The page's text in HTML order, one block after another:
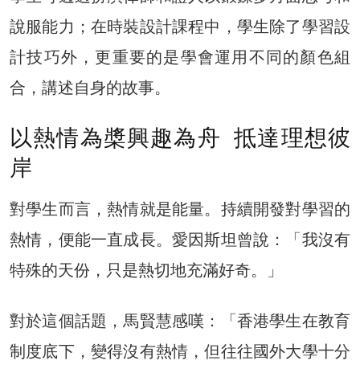
說服能力；在時裝設計課程中，學生除了學習設
計技巧外，更重要的是學會運用不同的顏色組
合，講述自身的故事。
以熱情為槳興趣為舟 抵達理想彼
岸
對學生而言，熱情就是能量。持續開發對學習的
熱情，便能一直成長。愛因斯坦曾說：「我沒有
特殊的天份，只是熱切地充滿好奇。」
對於這個話題，馬賢慧感嘆：「香港學生在教育
制度底下，變得沒有熱情，但往往國外大學十分